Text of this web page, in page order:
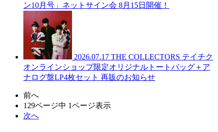
ン10月号」ネットサイン会 8月15日開催！
2026.07.17 THE COLLECTORS テイチク
オンラインショップ限定オリジナルトートバッグ＋ア
ナログ盤LP4枚セット 再販のお知らせ
前へ
129ページ中 1ページ表示
次へ